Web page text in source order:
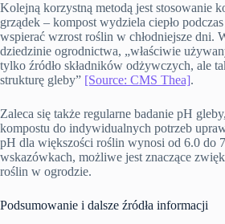
Kolejną korzystną metodą jest stosowanie
grządek – kompost wydziela ciepło
wspierać wzrost roślin w chłodniejsze dni.
dziedzinie ogrodnictwa, „właściwie
tylko źródło składników odżywczych, ale
strukturę gleby” [Source: CMS Thea].
Zaleca się także regularne badanie pH
kompostu do indywidualnych potrzeb
pH dla większości roślin wynosi od 6.0 do
wskazówkach, możliwe jest znaczące
roślin w ogrodzie.
Podsumowanie i dalsze źródła informacji